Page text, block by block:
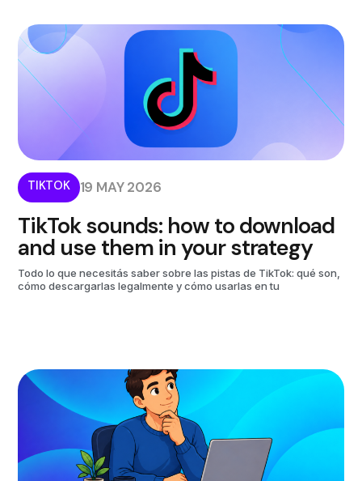
TIKTOK 19 MAY 2026
TikTok sounds: how to download
and use them in your strategy
Todo lo que necesitás saber sobre las pistas de TikTok: qué son,
cómo descargarlas legalmente y cómo usarlas en tu